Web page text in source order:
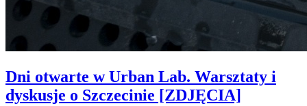
Dni otwarte w Urban Lab. Warsztaty i
dyskusje o Szczecinie [ZDJĘCIA]